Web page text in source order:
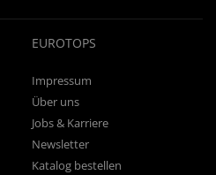
EUROTOPS
Impressum
Über uns
Jobs & Karriere
Newsletter
Katalog bestellen